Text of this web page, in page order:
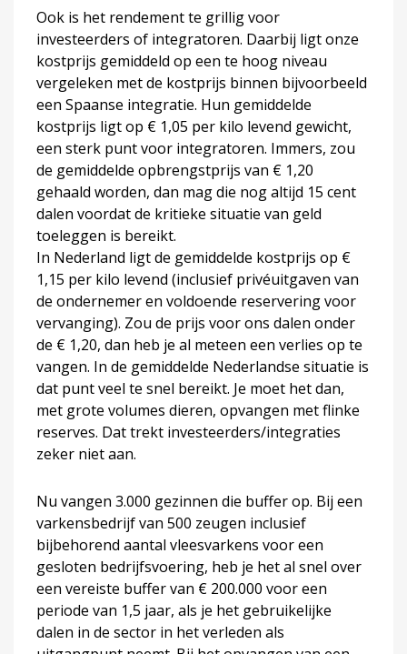
Ook is het rendement te grillig voor
investeerders of integratoren. Daarbij ligt onze
kostprijs gemiddeld op een te hoog niveau
vergeleken met de kostprijs binnen bijvoorbeeld
een Spaanse integratie. Hun gemiddelde
kostprijs ligt op € 1,05 per kilo levend gewicht,
een sterk punt voor integratoren. Immers, zou
de gemiddelde opbrengstprijs van € 1,20
gehaald worden, dan mag die nog altijd 15 cent
dalen voordat de kritieke situatie van geld
toeleggen is bereikt.
In Nederland ligt de gemiddelde kostprijs op €
1,15 per kilo levend (inclusief privéuitgaven van
de ondernemer en voldoende reservering voor
vervanging). Zou de prijs voor ons dalen onder
de € 1,20, dan heb je al meteen een verlies op te
vangen. In de gemiddelde Nederlandse situatie is
dat punt veel te snel bereikt. Je moet het dan,
met grote volumes dieren, opvangen met flinke
reserves. Dat trekt investeerders/integraties
zeker niet aan.
Nu vangen 3.000 gezinnen die buffer op. Bij een
varkensbedrijf van 500 zeugen inclusief
bijbehorend aantal vleesvarkens voor een
gesloten bedrijfsvoering, heb je het al snel over
een vereiste buffer van € 200.000 voor een
periode van 1,5 jaar, als je het gebruikelijke
dalen in de sector in het verleden als